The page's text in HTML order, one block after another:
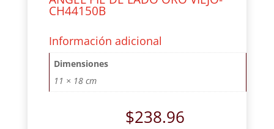
CH44150B
Información adicional
Dimensiones
11 × 18 cm
$238.96